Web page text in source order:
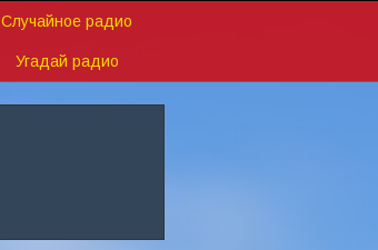
Случайное радио
Угадай радио